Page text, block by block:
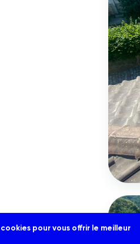
pour vous offrir le meilleur